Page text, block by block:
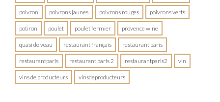
poivron poivrons jaunes poivrons rouges poivrons verts
potiron poulet poulet fermier provence wine
quasi de veau restaurant français restaurant paris
restaurantparis restaurant paris 2 restaurantparis2 vin
vins de producteurs vinsdeproducteurs